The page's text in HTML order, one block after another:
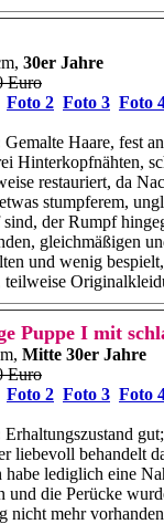
30er Jahre
Euro
Foto 2 Foto 3 Foto
Gemalte Haare, fest
Hinterkopfnähten,
restauriert, da
stumpferem,
der Rumpf
gleichmäßigen
und wenig
teilweise
Puppe I mit
Mitte 30er Jahre
Euro
Foto 2 Foto 3 Foto
Erhaltungszustand
liebevoll behandelt
habe lediglich eine
und die Perücke
nicht mehr